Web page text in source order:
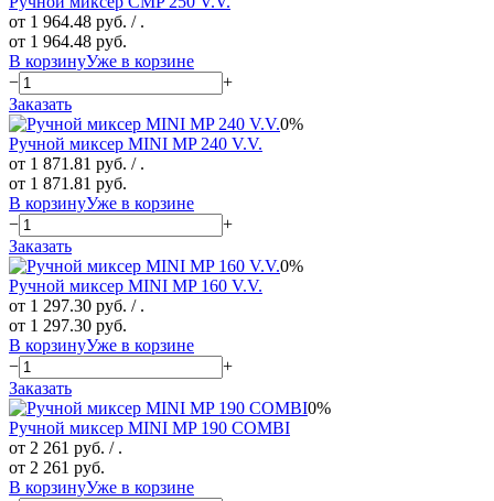
от 1 964.48 руб. / .
от 1 964.48 руб.
В корзинуУже в корзине
−
+
Заказать
0%
Ручной миксер MINI MP 240 V.V.
от 1 871.81 руб. / .
от 1 871.81 руб.
В корзинуУже в корзине
−
+
Заказать
0%
Ручной миксер MINI MP 160 V.V.
от 1 297.30 руб. / .
от 1 297.30 руб.
В корзинуУже в корзине
−
+
Заказать
0%
Ручной миксер MINI MP 190 COMBI
от 2 261 руб. / .
от 2 261 руб.
В корзинуУже в корзине